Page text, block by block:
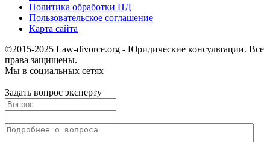
Политика обработки ПД
Пользовательское соглашение
Карта сайта
©2015-2025 Law-divorce.org - Юридические консультации. Все
права защищены.
Мы в социальных сетях
Задать вопрос эксперту